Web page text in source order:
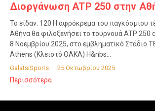
Διοργάνωση ATP 250 στην
Το είδαν: 120 Η αφρόκρεμα του παγκόσμιου
Αθήνα θα φιλοξενήσει το τουρνουά ATP 250
8 Νοεμβρίου 2025, στο εμβληματικό Στάδιο
Athens (Κλειστό ΟΑΚΑ) Η&nbs...
GalatsiSports 25 Οκτωβρίου 2025
Περισσότερα